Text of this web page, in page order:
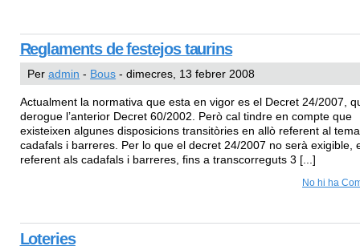
Reglaments de festejos taurins
Peradmin - Bous - dimecres, 13 febrer 2008
Actualment la normativa que esta en vigor es el Decret 24/2007,
derogue l’anterior Decret 60/2002. Però cal tindre en compte que
existeixen algunes disposicions transitòries en allò referent al
cadafals i barreres. Per lo que el decret 24/2007 no serà exigible,
referent als cadafals i barreres, fins a transcorreguts 3 [...]
No hi ha
Loteries